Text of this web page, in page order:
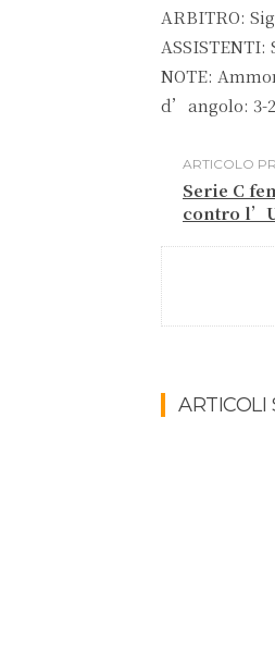
ARBITRO:
NOTE:
d’angolo: 3-
ARTICOLO
Serie C
contro
ARTICOLI